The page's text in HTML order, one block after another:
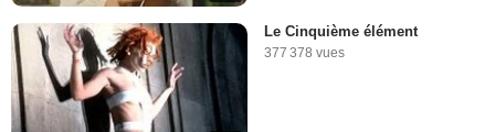
Le Cinquième élément
377 378 vues